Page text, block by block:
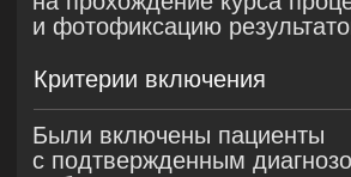
Эффективность протокола сочетанного
применения холодной плазмотерапии
постакне составила 100%
улучшилось состояние кожи, прошли
высыпания, сгладился рельеф,
атрофические рубцы стали менее